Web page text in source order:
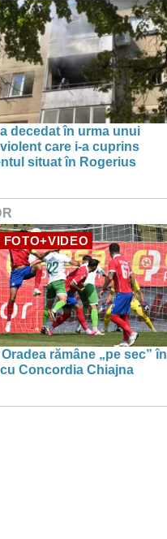
decedat în urma unui
care i-a cuprins
situat în Rogerius
rămâne „pe sec” în
Concordia Chiajna